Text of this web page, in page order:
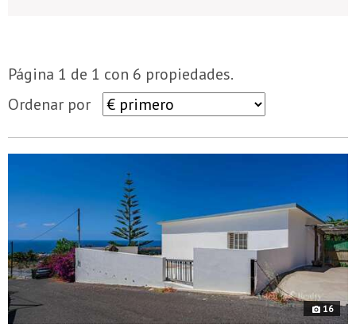
Página 1 de 1 con 6 propiedades.
Ordenar por
16